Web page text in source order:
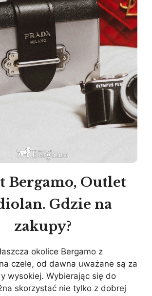
Bergamo, Outlet
Gdzie na
zakupy?
okolice Bergamo z
czele, od dawna uważane są za
wysokiej. Wybierając się do
skorzystać nie tylko z dobrej